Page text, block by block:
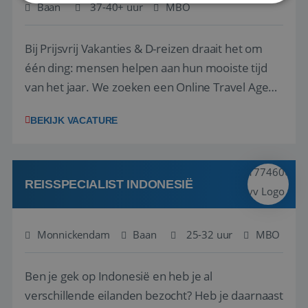
Baan
37-40+ uur MBO
Bij Prijsvrij Vakanties & D-reizen draait het om
één ding: mensen helpen aan hun mooiste tijd
van het jaar. We zoeken een Online Travel Agent
In knallen als het druk is. In het vieren van
potje padel.Check(-in), maa...
BEKIJK VACATURE
REISSPECIALIST INDONESIË
Monnickendam Baan 25-32 uur MBO
Ben je gek op Indonesië en heb je al
verschillende eilanden bezocht? Heb je daarnaast
Functioneel
Niet-geclassificeerd
Strikt noodzakelijke cookies maken de
kernfunctionaliteiten van de website mogelijk, zoals
strikt noodzakelijke cookies.
www.reiswerk.nl
Sessie